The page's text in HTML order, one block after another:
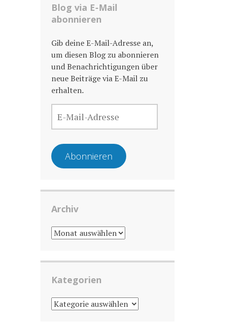
Blog via E-Mail
abonnieren
Gib deine E-Mail-Adresse an,
um diesen Blog zu abonnieren
und Benachrichtigungen über
neue Beiträge via E-Mail zu
erhalten.
MAIL-
ADRESSE
Abonnieren
Archiv
ARCHIV
Kategorien
KATEGORIEN